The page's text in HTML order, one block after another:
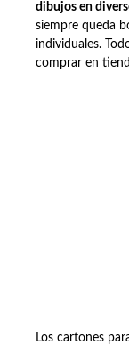
dibujos en
siempre queda
individuales.
comprar en
Los cartones